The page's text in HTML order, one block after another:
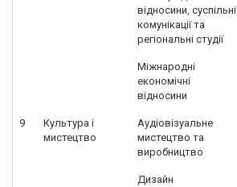
відносини, суспільні
комунікації та
регіональні студії
Міжнародні
економічні
відносини
9
Культура і
мистецтво
Аудіовізуальне
мистецтво та
виробництво
Дизайн